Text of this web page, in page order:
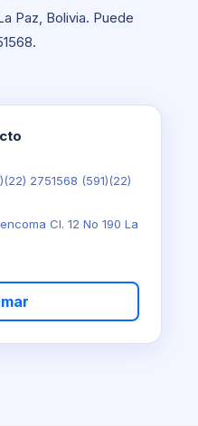
Paz, Bolivia. Puede
2751568 (591)(22)
Cl. 12 No 190 La